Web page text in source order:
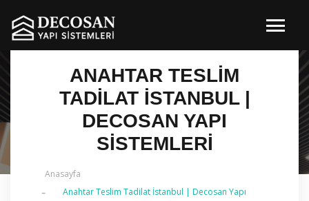
ANAHTAR TESLIM
TADILAT İSTANBUL |
DECOSAN YAPI
SISTEMLERI
Anasayfa
Anahtar Teslim Tadilat İstanbul | Decosan Yapı